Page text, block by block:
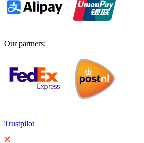
Our partners:
Trustpilot